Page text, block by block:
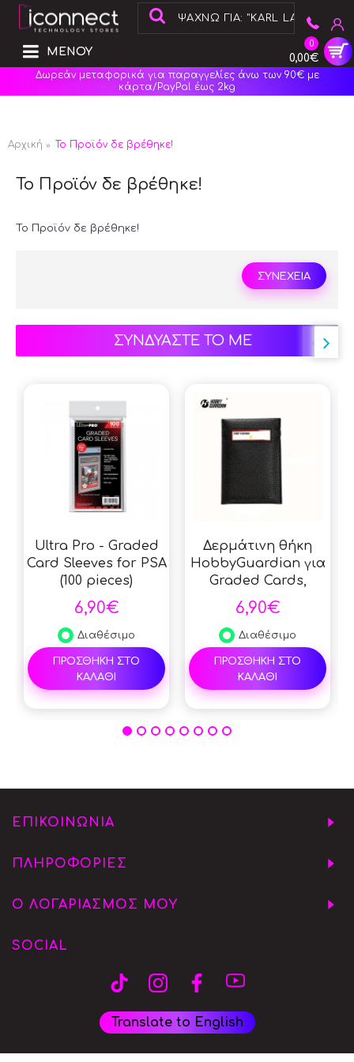
0
0,00€
ΜΕΝΟΥ
Δωρεάν μεταφορικά για παραγγελίες άνω των 90€ με
κάρτα/PayPal έως 2kg
Αρχική Το Προϊόν δε βρέθηκε!
Το Προϊόν δε βρέθηκε!
Το Προϊόν δε βρέθηκε!
ΣΥΝΕΧΕΙΑ
ΣΥΝΔΥΑΣΤΕ ΤΟ ΜΕ
Ultra Pro - Graded
Card Sleeves for PSA
(100 pieces)
6,90€
Διαθέσιμο
ΠΡΟΣΘΗΚΗ ΣΤΟ
ΚΑΛΑΘΙ
Δερμάτινη θήκη
HobbyGuardian για
Graded Cards,
Συλλογή StreetRules
για PSA, BGS Slabs,
Προστασία
συλλεκτικών καρτών
- Black
6,90€
Διαθέσιμο
ΠΡΟΣΘΗΚΗ ΣΤΟ
ΚΑΛΑΘΙ
ΕΠΙΚΟΙΝΩΝΙΑ
ΠΛΗΡΟΦΟΡΙΕΣ
Ο ΛΟΓΑΡΙΑΣΜΟΣ ΜΟΥ
SOCIAL
Translate to English